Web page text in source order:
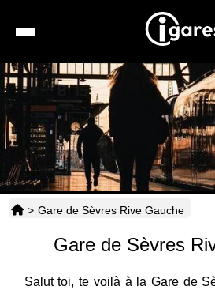
Hôtels
Taxis
> Gare de Sèvres Rive Gauche
Gare de Sèvres
Salut toi, te voilà à la Gare de